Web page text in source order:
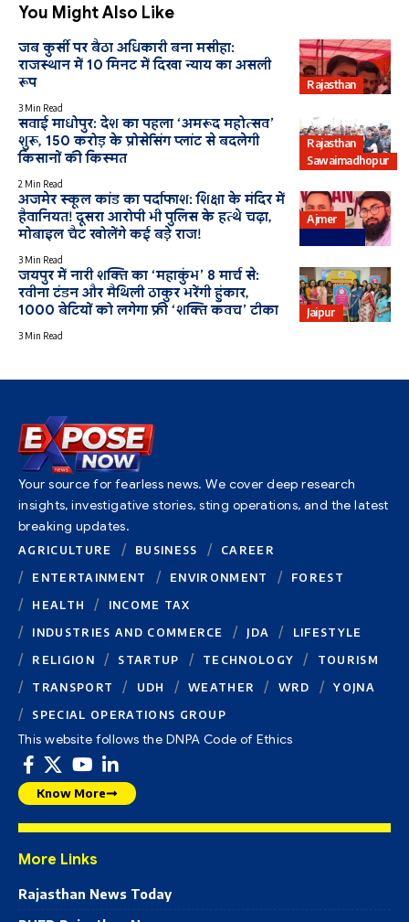
You Might Also Like
Rajasthan
जब कुर्सी पर बैठा अधिकारी बना मसीहा:
राजस्थान में 10 मिनट में दिखा न्याय का असली
रूप
3 Min Read
Rajasthan
Sawaimadhopur
सवाई माधोपुर: देश का पहला ‘अमरूद महोत्सव’
शुरू, 150 करोड़ के प्रोसेसिंग प्लांट से बदलेगी
किसानों की किस्मत
2 Min Read
Ajmer
अजमेर स्कूल कांड का पर्दाफाश: शिक्षा के मंदिर में
हैवानियत! दूसरा आरोपी भी पुलिस के हत्थे चढ़ा,
मोबाइल चैट खोलेंगे कई बड़े राज!
3 Min Read
Jaipur
जयपुर में नारी शक्ति का ‘महाकुंभ’ 8 मार्च से:
रवीना टंडन और मैथिली ठाकुर भरेंगी हुंकार,
1000 बेटियों को लगेगा फ्री ‘शक्ति कवच’ टीका
3 Min Read
Your source for fearless news. We cover deep research
insights, investigative stories, sting operations, and the latest
breaking updates.
AGRICULTURE BUSINESS
CAREER
ENTERTAINMENT
ENVIRONMENT
FOREST
HEALTH
INCOME TAX
INDUSTRIES AND COMMERCE
JDA
LIFESTYLE
RELIGION
STARTUP TECHNOLOGY
TOURISM
TRANSPORT
UDH WEATHER WRD
YOJNA
SPECIAL OPERATIONS GROUP
This website follows the DNPA Code of Ethics
Know More
More Links
Rajasthan News Today